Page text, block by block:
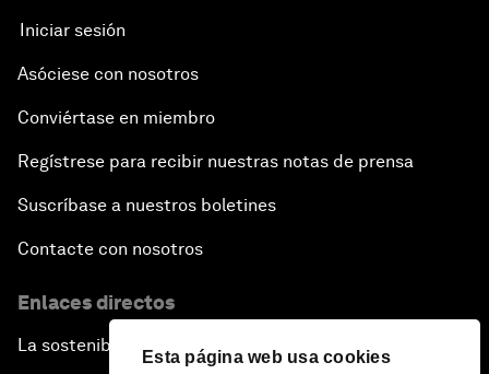
Esta página web usa cookies
Iniciar sesión
Asóciese con nosotros
Conviértase en miembro
Regístrese para recibir nuestras notas de prensa
Suscríbase a nuestros boletines
Contacte con nosotros
Enlaces directos
La sostenibilidad en el Foro